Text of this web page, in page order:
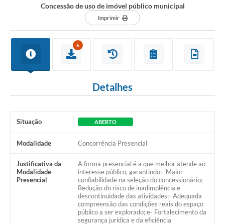
Concessão de uso de imóvel público municipal
Imprimir
6
Detalhes
Situação ABERTO
Modalidade Concorrência Presencial
Justificativa da
Modalidade
Presencial
A forma presencial é a que melhor atende ao
interesse público, garantindo:- Maior
confiabilidade na seleção do concessionário;-
Redução do risco de inadimplência e
descontinuidade das atividades;- Adequada
compreensão das condições reais do espaço
público a ser explorado; e- Fortalecimento da
segurança jurídica e da eficiência